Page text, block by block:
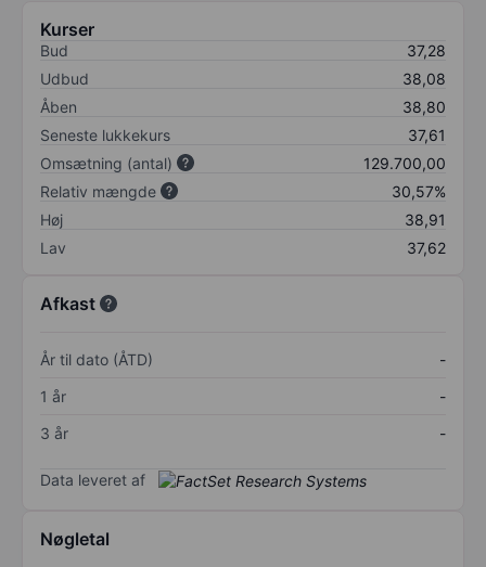
Kurser
Bud
37,28
Udbud
38,08
Åben
38,80
Seneste lukkekurs
37,61
Omsætning (antal)
129.700,00
Relativ mængde
30,57%
Høj
38,91
Lav
37,62
Afkast
År til dato (ÅTD)
-
1 år
-
3 år
-
Data leveret af
Nøgletal